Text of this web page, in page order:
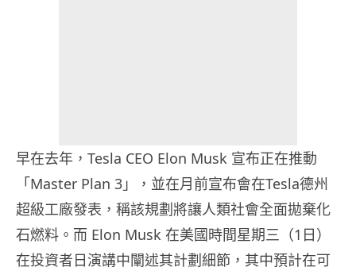
早在去年，Tesla CEO Elon Musk 宣布正在推動
「Master Plan 3」，並在月前宣布會在Tesla德州
超級工廠發表，稱該規劃將讓人類社會全面拋棄化
石燃料。而 Elon Musk 在美國時間星期三（1日）
在投資者日演講中闡述其計劃細節，其中預計在可